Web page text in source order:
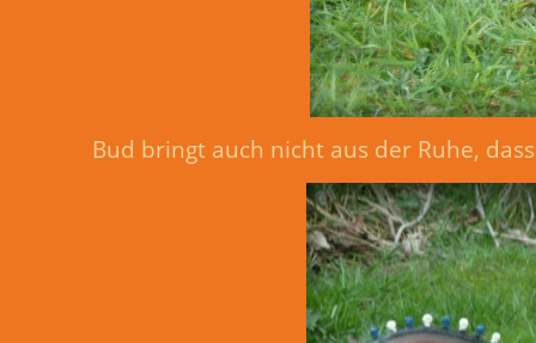
Bud bringt auch nicht aus der Ruhe,